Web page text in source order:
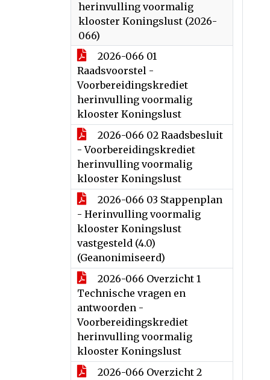
herinvulling voormalig
klooster Koningslust (2026-
066)
2026-066 01
Raadsvoorstel -
Voorbereidingskrediet
herinvulling voormalig
klooster Koningslust
2026-066 02 Raadsbesluit
- Voorbereidingskrediet
herinvulling voormalig
klooster Koningslust
2026-066 03 Stappenplan
- Herinvulling voormalig
klooster Koningslust
vastgesteld (4.0)
(Geanonimiseerd)
2026-066 Overzicht 1
Technische vragen en
antwoorden -
Voorbereidingskrediet
herinvulling voormalig
klooster Koningslust
2026-066 Overzicht 2